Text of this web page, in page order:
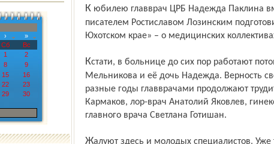
›
»
Сб
Вс
1
2
8
9
15
16
22
23
29
30
К юбилею главврач ЦРБ Надежда Паклина вместе с известным ярославским врачом и
писателем Ростиславом Лозинским
Юхотском крае» – о медицин­ских
Кстати, в больнице до сих пор работают потомки Бормоткиных: педиатр Валентина
Мельникова и её дочь Надежда. Верность
разные годы главврачами продолжают
Кармаков, лор-врач Анатолий Яковлев,
главного врача Светлана Готишан.
Жалуют здесь и молодых специалистов. Уже три доктора, недавние выпускники мед­